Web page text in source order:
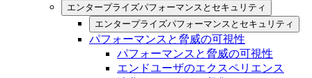
エンタープライズパフォーマンスとセキュリティ
エンタープライズパフォーマンスとセキュリティ
パフォーマンスと脅威の可視性
パフォーマンスと脅威の可視性
エンドユーザのエクスペリエンス